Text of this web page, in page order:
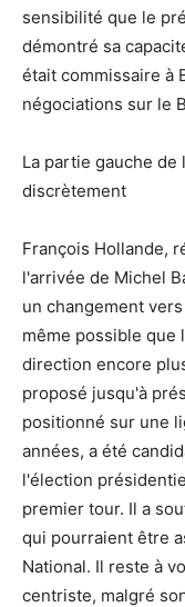
sensibilité que le
démontré sa
était commissaire à
négociations sur le
La partie gauche
discrètement
François Hollande,
l'arrivée de Michel
un changement
même possible que
direction encore
proposé jusqu'à
positionné sur une
années, a été
l'élection
premier tour. Il a
qui pourraient être
National. Il reste à
centriste, malgré